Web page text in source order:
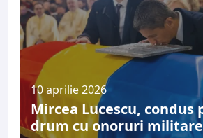
10 aprilie 2026
Mircea Lucescu,
drum cu onoruri